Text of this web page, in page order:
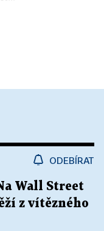
ODEBÍRAT
Wall Street
z vítězného